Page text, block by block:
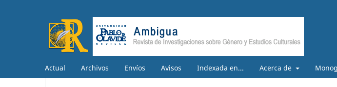
Actual Archivos Envíos Avisos Indexada en... Acerca de